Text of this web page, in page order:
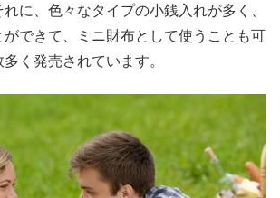
に、色々なタイプの小銭入れが多く、
ができて、ミニ財布として使うことも可
く発売されています。